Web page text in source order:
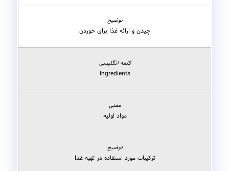
چیدن و ارائه غذا برای خوردن
Ingredients
مواد اولیه
ترکیبات مورد استفاده در تهیه غذا